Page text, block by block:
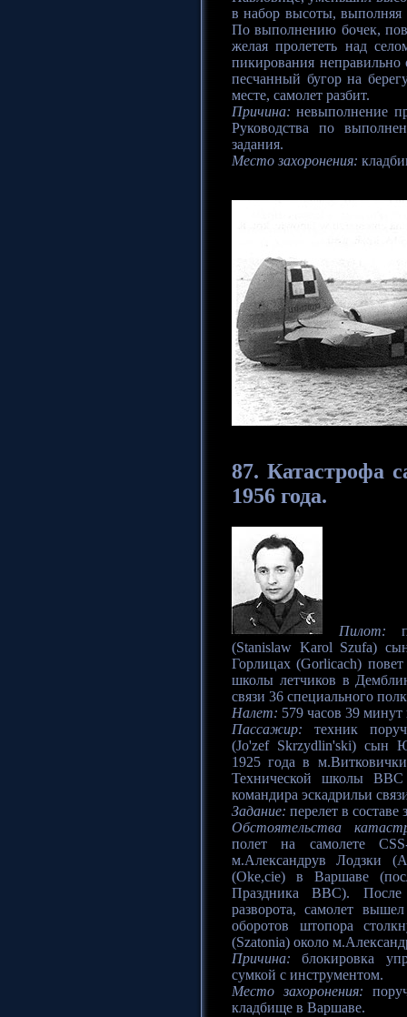
в набор высоты,
По выполнению бочек,
желая пролететь над
пикирования
песчанный бугор на
месте, самолет разбит.
Причина: невыполнение
Руководства по
задания.
Место захоронения:
87. Катастрофа
1956 года.
Пилот:
(Stanislaw Karol Szufa)
Горлицах (Gorlicach)
школы летчиков в
связи 36 специального
Налет: 579 часов 39
Пассажир: техник
(Jo'zef Skrzydlin'ski) сын
1925 года в
Технической школы
командира эскадрильи
Задание: перелет в
Обстоятельства
полет на самолете
м.Александрув Лодзки
(Oke,cie) в Варшаве
Праздника ВВС). После
разворота, самолет
оборотов штопора
(Szatonia) около
Причина: блокировка
сумкой с инструментом.
Место захоронения:
кладбище в Варшаве.